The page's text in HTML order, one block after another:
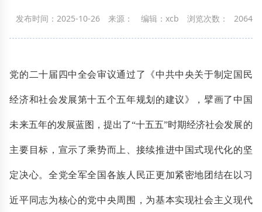
发布时间：2025-10-26 来源： 编辑：xcb 浏览次数： 2064
党的二十届四中全会审议通过了《中共中央关于制定国民
经济和社会发展第十五个五年规划的建议》，擘画了中国
未来五年的发展蓝图，提出了“十五五”时期经济社会发展的
主要目标，宣示了乘势而上、接续推进中国式现代化的坚
定决心。全党全军全国各族人民正更加紧密地团结在以习
近平同志为核心的党中央周围，为基本实现社会主义现代